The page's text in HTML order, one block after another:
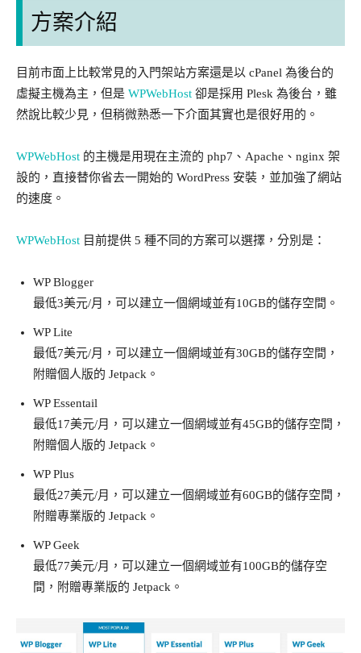
方案介紹
目前市面上比較常見的入門架站方案還是以 cPanel 為後台的
虛擬主機為主，但是 WPWebHost 卻是採用 Plesk 為後台，雖
然說比較少見，但稍微熟悉一下介面其實也是很好用的。
WPWebHost 的主機是用現在主流的 php7、Apache、nginx 架
設的，直接替你省去一開始的 WordPress 安裝，並加強了網站
的速度。
WPWebHost 目前提供 5 種不同的方案可以選擇，分別是：
WP Blogger
最低3美元/月，可以建立一個網域並有10GB的儲存空間。
WP Lite
最低7美元/月，可以建立一個網域並有30GB的儲存空間，
附贈個人版的 Jetpack。
WP Essentail
最低17美元/月，可以建立一個網域並有45GB的儲存空間，
附贈個人版的 Jetpack。
WP Plus
最低27美元/月，可以建立一個網域並有60GB的儲存空間，
附贈專業版的 Jetpack。
WP Geek
最低77美元/月，可以建立一個網域並有100GB的儲存空
間，附贈專業版的 Jetpack。